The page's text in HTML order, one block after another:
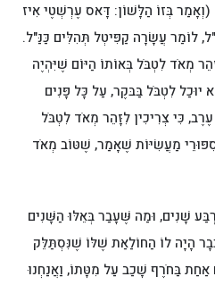
בְּזוֹ הַלָּשׁוֹן: דָּאס עֶרְשְׁטֶי אִיז
לוֹמַר עֲשָׂרָה קַפִּיטְל תְּהִלִּים כַּנַּ"ל.
מְאֹד לִטְבֹּל בְּאוֹתוֹ הַיּוֹם שֶׁיִּהְיֶה
יוּכַל לִטְבֹּל בַּבּקֶר, עַל כָּל פָּנִים
כִּי צְרִיכִין לִזָּהֵר מְאֹד לִטְבֹּל
סִפּוּרֵי מַעֲשִׂיּוֹת שֶׁאָמַר, שֶׁטּוֹב מְאֹד
שָׁנִים, וּמַה שֶּׁעָבַר בְּאֵלּוּ הַשָּׁנִים
הָיָה לוֹ הַחוֹלַאַת שֶׁלּוֹ שֶׁנִּסְתַּלֵּק
אַחַת בַּחֹרֶף שָׁכַב עַל מִטָּתוֹ, וַאֲנַחְנוּ